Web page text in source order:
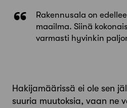
Rakennusala on
maailma. Siinä
varmasti hyvinkin
Hakijamäärissä ei ole sen
suuria muutoksia, vaan ne